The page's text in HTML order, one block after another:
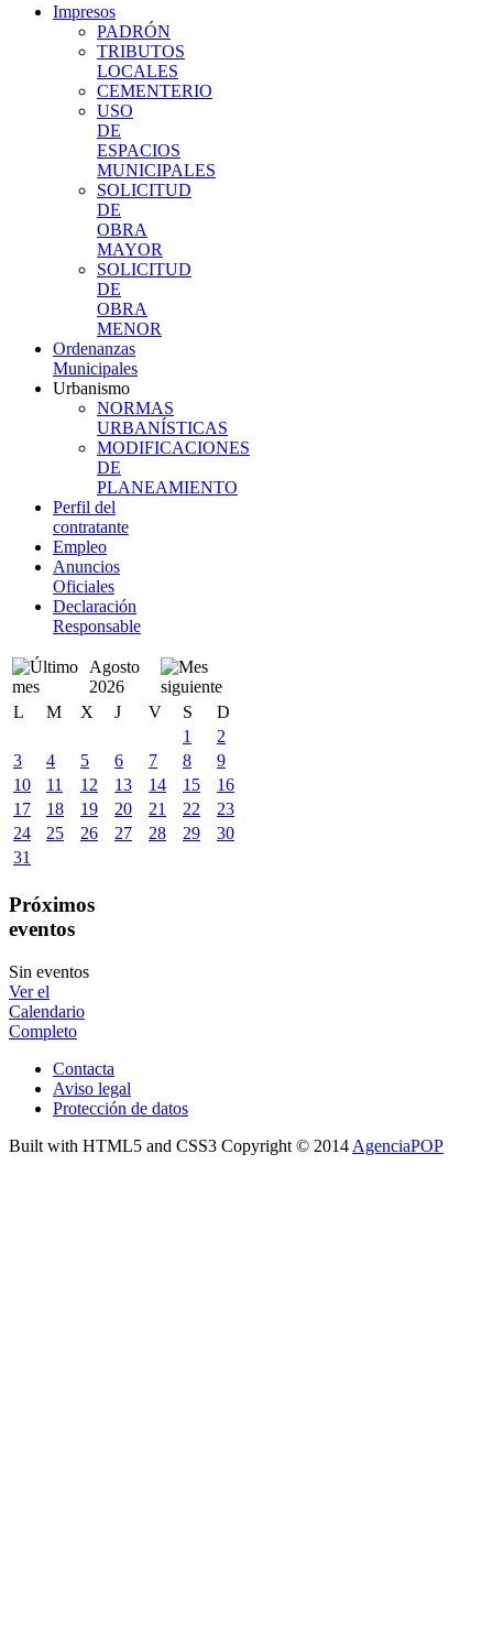
Impresos
PADRÓN
TRIBUTOS
LOCALES
CEMENTERIO
USO
DE
ESPACIOS
MUNICIPALES
SOLICITUD
DE
OBRA
MAYOR
SOLICITUD
DE
OBRA
MENOR
Ordenanzas
Municipales
Urbanismo
NORMAS
URBANÍSTICAS
MODIFICACIONES
DE
PLANEAMIENTO
Perfil del
contratante
Empleo
Anuncios
Oficiales
Declaración
Responsable
Agosto
2026
L
M X J V S
D
1
2
3
4 5 6 7 8
9
10
11 12 13 14 15
16
17
18 19 20 21 22
23
24
25 26 27 28 29
30
31
Próximos
eventos
Sin eventos
Ver el
Calendario
Completo
Contacta
Aviso legal
Protección de datos
Built with HTML5 and CSS3 Copyright © 2014 AgenciaPOP